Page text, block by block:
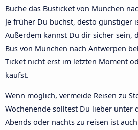
Buche das Busticket von München
Je früher Du buchst, desto günstiger
Außerdem kannst Du dir sicher sein,
Bus von München nach Antwerpen
Ticket nicht erst im letzten Moment
kaufst.
Wenn möglich, vermeide Reisen zu
Wochenende solltest Du lieber unter
Abends oder nachts zu reisen ist